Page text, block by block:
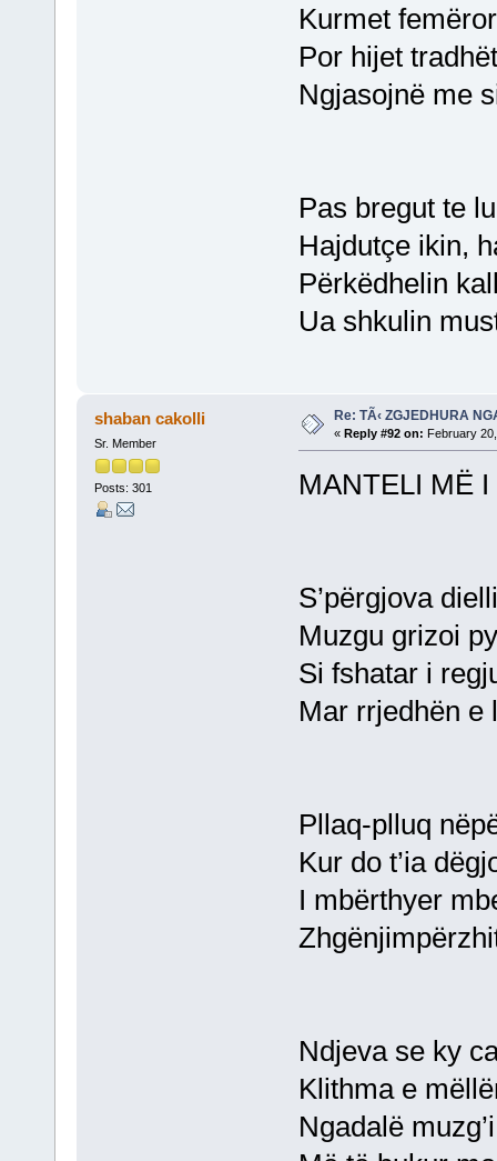
Kurmet
Por hijet
Ngjasojnë me
Pas bregut te
Hajdutçe ikin,
Përkëdhelin
Ua shkulin
shaban cakolli
Sr. Member
Posts: 301
Re: TÃ‹ ZGJEDHURA
« Reply #92 on: February
MANTELI MË
S’përgjova
Muzgu grizoi
Si fshatar i
Mar rrjedhën e
Pllaq-plluq
Kur do t’ia
I mbërthyer
Ndjeva se ky
Klithma e
Ngadalë